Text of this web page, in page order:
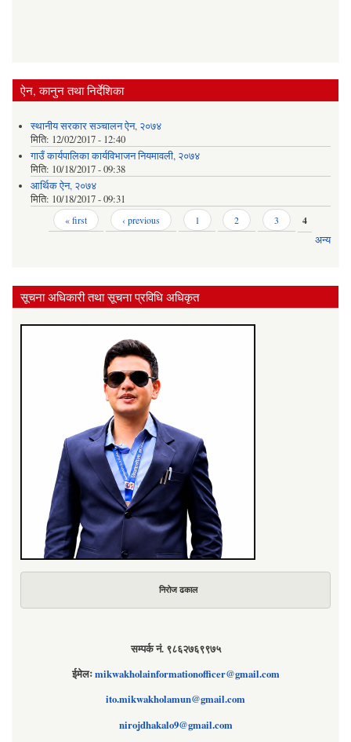
ऐन, कानुन तथा निर्देशिका
स्थानीय सरकार सञ्‍चालन ऐन, २०७४
मिति: 12/02/2017 - 12:40
गाउँ कार्यपालिका कार्यविभाजन नियमावली, २०७४
मिति: 10/18/2017 - 09:38
आर्थिक ऐन, २०७४
मिति: 10/18/2017 - 09:31
« first ‹ previous 1 2 3
4
अन्य
सूचना अधिकारी तथा सूचना प्रविधि अधिकृत
निरोज ढकाल
सम्पर्क नं. ९८६२७६९९७५
ईमेलःmikwakholainformationofficer@gmail.com
ito.mikwakholamun@gmail.com
nirojdhakalo9@gmail.com